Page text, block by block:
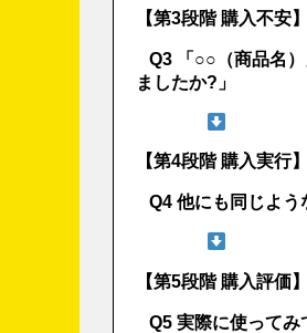
【第3段階 購入不安】
Q3 「○○（商品名
ましたか?」
【第4段階 購入実行】
Q4 他にも同じよう
【第5段階 購入評価】
Q5 実際に使ってみ